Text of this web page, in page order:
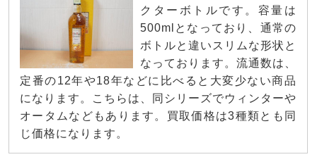
クターボトルです。容量は
500mlとなっており、通常の
ボトルと違いスリムな形状と
なっております。流通数は、
定番の12年や18年などに比べると大変少ない商品
になります。こちらは、同シリーズでウィンターや
オータムなどもあります。買取価格は3種類とも同
じ価格になります。